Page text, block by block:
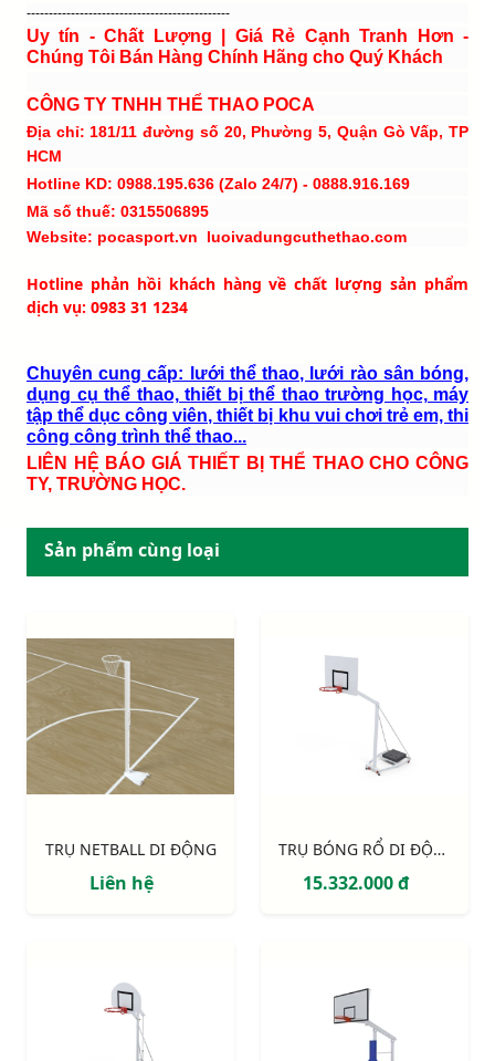
----------------------------------------------
Uy tín - Chất Lượng | Giá Rẻ Cạnh Tranh Hơn -
Chúng Tôi Bán Hàng Chính Hãng cho Quý Khách
CÔNG TY TNHH THỂ THAO POCA
Địa chỉ: 181/11 đường số 20, Phường 5, Quận Gò Vấp, TP
HCM
Hotline KD: 0988.195.636 (Zalo 24/7) - 0888.916.169
Mã số thuế: 0315506895
Website: pocasport.vn luoivadungcuthethao.com
Hotline phản hồi khách hàng về chất lượng sản phẩm
dịch vụ: 0983 31 1234
Chuyên cung cấp: lưới thể thao, lưới rào sân bóng,
dụng cụ thể thao, thiết bị thể thao trường học, máy
tập thể dục công viên, thiết bị khu vui chơi trẻ em, thi
công công trình thể thao...
LIÊN HỆ BÁO GIÁ THIẾT BỊ THỂ THAO CHO CÔNG
TY, TRƯỜNG HỌC.
Sản phẩm cùng loại
TRỤ NETBALL DI ĐỘNG
Liên hệ
TRỤ BÓNG RỔ DI ĐỘNG S14629
15.332.000 đ